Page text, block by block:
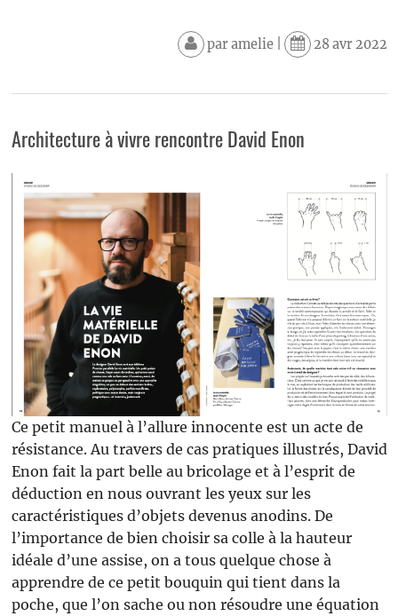
paramelie| 28 avr 2022
Architecture à vivre rencontre David Enon
Ce petit manuel à l’allure innocente est un acte de
résistance. Au travers de cas pratiques illustrés, David
Enon fait la part belle au bricolage et à l’esprit de
déduction en nous ouvrant les yeux sur les
caractéristiques d’objets devenus anodins. De
l’importance de bien choisir sa colle à la hauteur
idéale d’une assise, on a tous quelque chose à
apprendre de ce petit bouquin qui tient dans la
poche, que l’on sache ou non résoudre une équation